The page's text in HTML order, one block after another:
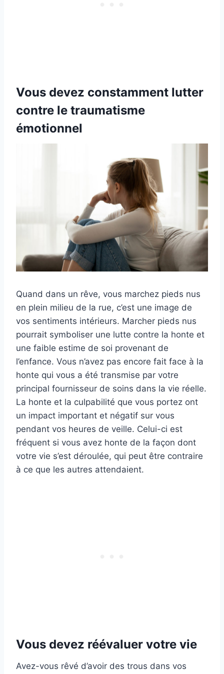
Vous devez constamment lutter
contre le traumatisme
émotionnel
Quand dans un rêve, vous marchez pieds nus
en plein milieu de la rue, c’est une image de
vos sentiments intérieurs. Marcher pieds nus
pourrait symboliser une lutte contre la honte et
une faible estime de soi provenant de
l’enfance. Vous n’avez pas encore fait face à la
honte qui vous a été transmise par votre
principal fournisseur de soins dans la vie réelle.
La honte et la culpabilité que vous portez ont
un impact important et négatif sur vous
pendant vos heures de veille. Celui-ci est
fréquent si vous avez honte de la façon dont
votre vie s’est déroulée, qui peut être contraire
à ce que les autres attendaient.
Vous devez réévaluer votre vie
Avez-vous rêvé d’avoir des trous dans vos